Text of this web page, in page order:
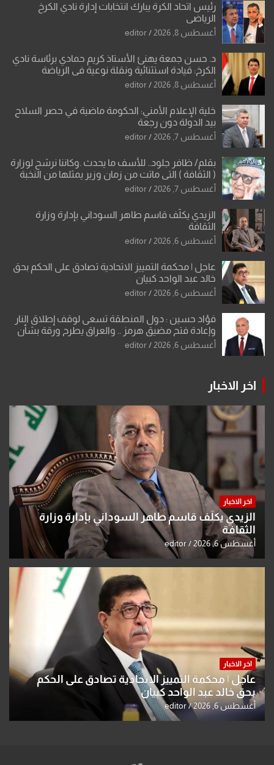
رئيس اتحاد الكرة يبارك انتخابات إدارة نادي الكرخ
الرياضي
أغسطس 8, 2026 editor
د. حسن جمعة يهنئ الأستاذ كريم حمادي برئاسة نادي
الكرخ: قيادة استثنائية ونقلة نوعية في الرياضة
العراقية
أغسطس 8, 2026 editor
خلية الإعلام الأمني: الحكومة ماضية في حصر السلاح
بيد الدولة دون رجعة
أغسطس 7, 2026 editor
بقلم/ ظافر جلود.. للأسف ما يحدث .وكاننا نرشح لوزارة
( الثقافة ) التي ماتت من زمان وزير يمثلها من النخبة
والإرث العظيم للثقافة العراقية..
أغسطس 7, 2026 editor
الزيدي يكلّف قاسم طاهر السوداني بإدارة وزارة
الثقافة
أغسطس 6, 2026 editor
عاجل | محكمة التمييز الاتحادية تصادق على الحكم بحق
خالد عبد الواحد كبيان
أغسطس 6, 2026 editor
فؤاد حسين : دول المنطقة تسعى لوقف إطلاق النار
وإعادة فتح مضيق هرمز .. والعراق يطرح ورقة بشأن
تحولات القدس
أغسطس 6, 2026 editor
اخر الاخبار
اخر الاخبار
الزيدي يكلّف قاسم طاهر السوداني بإدارة وزارة
الثقافة
أغسطس 6, 2026 editor
اخر الاخبار
عاجل | محكمة التمييز الاتحادية تصادق على الحكم
بحق خالد عبد الواحد كبيان
أغسطس 6, 2026 editor